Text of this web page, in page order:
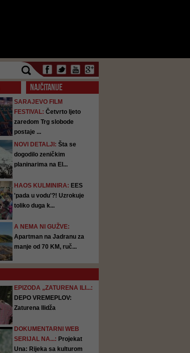
NAJČITANIJE
SARAJEVO FILM
FESTIVAL: Četvrto ljeto
zaredom Trg slobode
postaje ...
NOVI DETALJI: Šta se
dogodilo zeničkim
planinarima na El...
HAOS KULMINIRA: EES
'pada u vodu'?! Uzrokuje
toliko duga k...
A NEMA NI GUŽVE:
Apartman na Jadranu za
manje od 70 KM, ruč...
EPIZODA „ZATURENA ILI...:
DEPO VREMEPLOV:
Zaturena Ilidža
DOKUMENTARNI WEB
SERIJAL NA...: Projekat
Una: Rijeka sa kulturom